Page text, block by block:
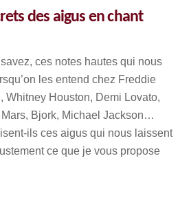
des aigus en chant
ces notes hautes qui nous
les entend chez Freddie
Whitney Houston, Demi Lovato,
Bjork, Michael Jackson…
ils ces aigus qui nous laissent
ce que je vous propose